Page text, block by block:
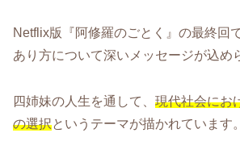
Netflix版『阿修羅のごとく』の最終回
あり方について深いメッセージが込め
四姉妹の人生を通して、 現代社会にお
の選択というテーマが描かれています。